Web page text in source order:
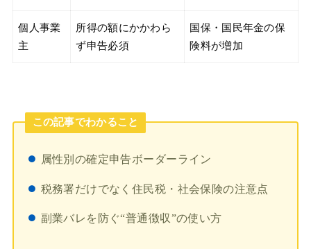
個人事業
主
所得の額にかかわら
ず申告必須
国保・国民年金の保
険料が増加
この記事でわかること
属性別の確定申告ボーダーライン
税務署だけでなく住民税・社会保険の注意点
副業バレを防ぐ“普通徴収”の使い方